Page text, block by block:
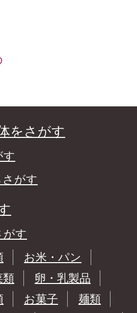
をさがす
す
がす
がす
お米・パン
類
卵・乳製品
お菓子
麺類